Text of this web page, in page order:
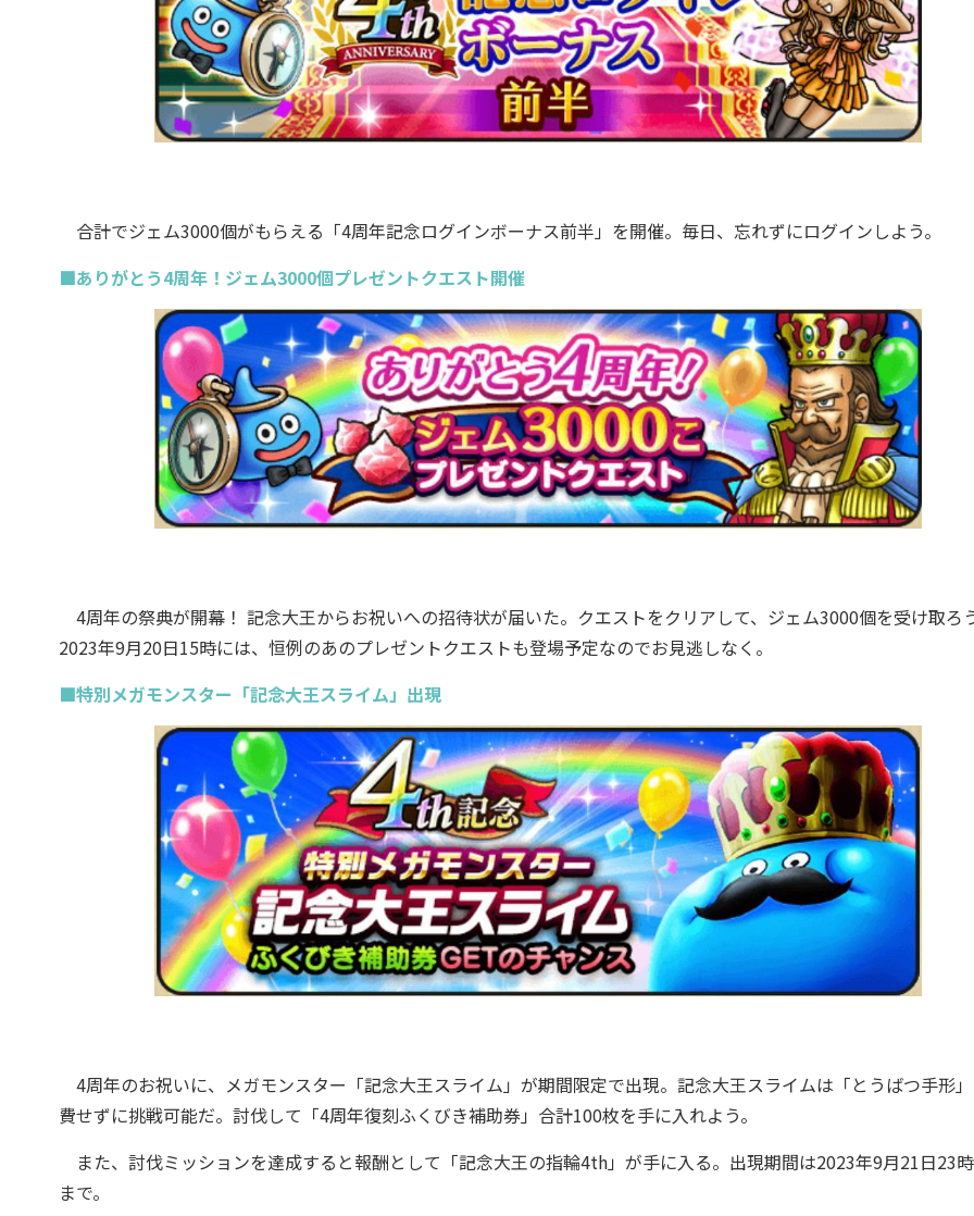
合計でジェム3000個がもらえる「4周年記念ログインボーナス前半」を開催。毎日、忘れずにログインしよう。
■ありがとう4周年！ジェム3000個プレゼントクエスト開催
4周年の祭典が開幕！ 記念大王からお祝いへの招待状が届いた。クエストをクリアして、ジェム3000個を受け取ろ
2023年9月20日15時には、恒例のあのプレゼントクエストも登場予定なのでお見逃しなく。
■特別メガモンスター「記念大王スライム」出現
4周年のお祝いに、メガモンスター「記念大王スライム」が期間限定で出現。記念大王スライムは「とうばつ手形
費せずに挑戦可能だ。討伐して「4周年復刻ふくびき補助券」合計100枚を手に入れよう。
また、討伐ミッションを達成すると報酬として「記念大王の指輪4th」が手に入る。出現期間は2023年9月21日23
まで。